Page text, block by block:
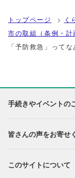
トップページ く
市の取組（条例・計
「予防救急」ってな
手続きやイベントの
皆さんの声をお寄せ
このサイトについて